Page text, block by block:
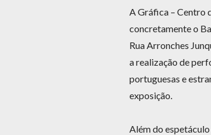
A Gráfica – Centro
concretamente o
Rua Arronches
a realização de
portuguesas e
exposição.
Além do